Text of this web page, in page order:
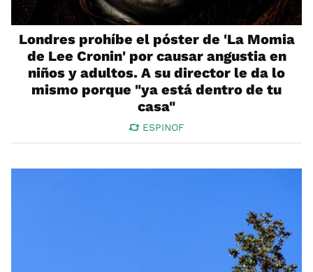
Londres prohíbe el póster de 'La Momia
de Lee Cronin' por causar angustia en
niños y adultos. A su director le da lo
mismo porque "ya está dentro de tu
casa"
ESPINOF